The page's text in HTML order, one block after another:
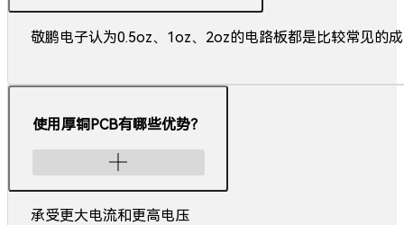
敬鹏电子认为0.5oz、1oz、2oz的电路板都是比较常见的
使用厚铜PCB有哪些优势？
承受更大电流和更高电压